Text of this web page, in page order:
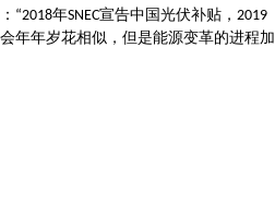
“2018年SNEC宣告中国光伏补贴， 2019
年年岁花相似，但是能源变革的进程加